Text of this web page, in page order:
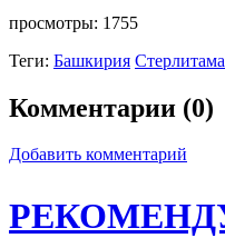
просмотры: 1755
Теги: Башкирия
Комментарии (0)
Добавить комментарий